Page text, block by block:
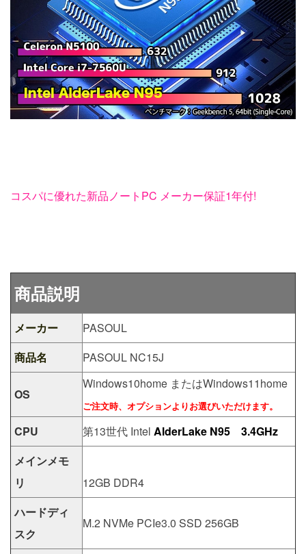
コスパに優れた新品ノートPC メーカー保証1年付!
商品説明
メーカー
PASOUL
商品名
PASOUL NC15J
OS
Windows10home またはWindows11home
ご注文時、オプションよりお選びいただけます。
CPU 第13世代 Intel AlderLake N95 3.4GHz
メインメモ
リ
12GB DDR4
ハードディ
スク
M.2 NVMe PCIe3.0 SSD 256GB